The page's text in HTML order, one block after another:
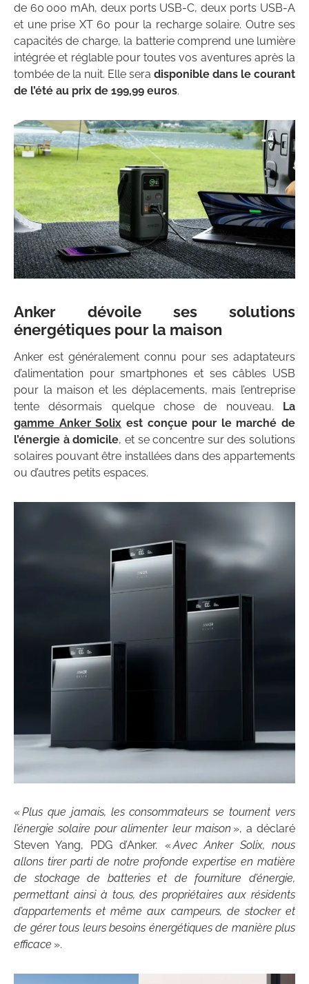
de 60 000 mAh, deux ports USB-C, deux ports USB-A
et une prise XT 60 pour la recharge solaire. Outre ses
capacités de charge, la batterie comprend une lumière
intégrée et réglable pour toutes vos aventures après la
tombée de la nuit. Elle sera disponible dans le courant
de l’été au prix de 199,99 euros.
Anker dévoile ses solutions
énergétiques pour la maison
Anker est généralement connu pour ses adaptateurs
d’alimentation pour smartphones et ses câbles USB
pour la maison et les déplacements, mais l’entreprise
tente désormais quelque chose de nouveau. La
gamme Anker Solix est conçue pour le marché de
l’énergie à domicile, et se concentre sur des solutions
solaires pouvant être installées dans des appartements
ou d’autres petits espaces.
«Plus que jamais, les consommateurs se tournent vers
l’énergie solaire pour alimenter leur maison », a déclaré
Steven Yang, PDG d’Anker. «Avec Anker Solix, nous
allons tirer parti de notre profonde expertise en matière
de stockage de batteries et de fourniture d’énergie,
permettant ainsi à tous, des propriétaires aux résidents
d’appartements et même aux campeurs, de stocker et
de gérer tous leurs besoins énergétiques de manière plus
efficace ».